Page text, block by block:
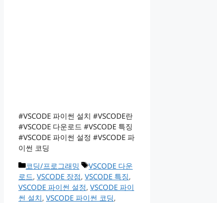
#VSCODE 파이썬 설치 #VSCODE란
#VSCODE 다운로드 #VSCODE 특징
#VSCODE 파이썬 설정 #VSCODE 파
이썬 코딩
카
테
고
리
코딩/프로그래밍
태
그
VSCODE 다운
로드, VSCODE 장점, VSCODE 특징,
VSCODE 파이썬 설정, VSCODE 파이
썬 설치, VSCODE 파이썬 코딩,